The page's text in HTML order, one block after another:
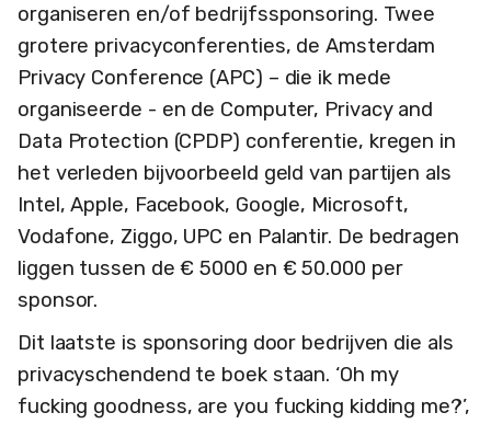
organiseren en/of bedrijfssponsoring. Twee
grotere privacyconferenties, de Amsterdam
Privacy Conference (APC) – die ik mede
organiseerde - en de Computer, Privacy and
Data Protection (CPDP) conferentie, kregen in
het verleden bijvoorbeeld geld van partijen als
Intel, Apple, Facebook, Google, Microsoft,
Vodafone, Ziggo, UPC en Palantir. De bedragen
liggen tussen de € 5000 en € 50.000 per
sponsor.
Dit laatste is sponsoring door bedrijven die als
privacyschendend te boek staan. ‘Oh my
fucking goodness, are you fucking kidding me?’,